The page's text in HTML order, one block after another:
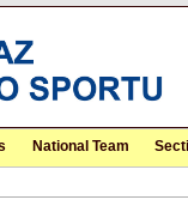
National Team